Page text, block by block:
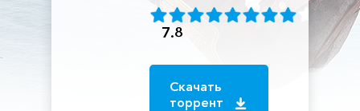
7.8
Скачать
торрент